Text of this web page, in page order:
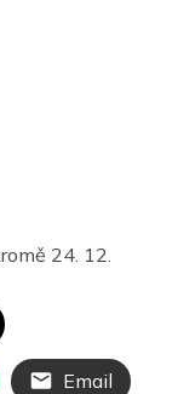
24. 12.
Email